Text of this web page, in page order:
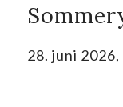
28. juni